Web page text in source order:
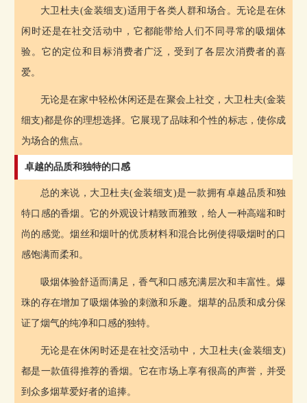
大卫杜夫(金装细支)适用于各类人群和场合。无论是在休
闲时还是在社交活动中，它都能带给人们不同寻常的吸烟体
验。它的定位和目标消费者广泛，受到了各层次消费者的喜
爱。
无论是在家中轻松休闲还是在聚会上社交，大卫杜夫(金装
细支)都是你的理想选择。它展现了品味和个性的标志，使你成
为场合的焦点。
卓越的品质和独特的口感
总的来说，大卫杜夫(金装细支)是一款拥有卓越品质和独
特口感的香烟。它的外观设计精致而雅致，给人一种高端和时
尚的感觉。烟丝和烟叶的优质材料和混合比例使得吸烟时的口
感饱满而柔和。
吸烟体验舒适而满足，香气和口感充满层次和丰富性。爆
珠的存在增加了吸烟体验的刺激和乐趣。烟草的品质和成分保
证了烟气的纯净和口感的独特。
无论是在休闲时还是在社交活动中，大卫杜夫(金装细支)
都是一款值得推荐的香烟。它在市场上享有很高的声誉，并受
到众多烟草爱好者的追捧。